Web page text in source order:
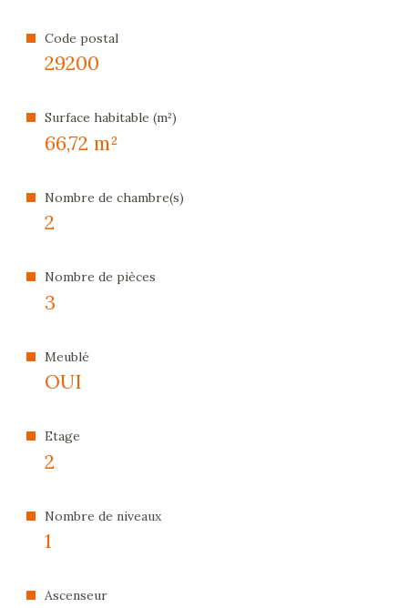
Code postal
29200
Surface habitable (m²)
66,72 m²
Nombre de chambre(s)
2
Nombre de pièces
3
Meublé
OUI
Etage
2
Nombre de niveaux
1
Ascenseur